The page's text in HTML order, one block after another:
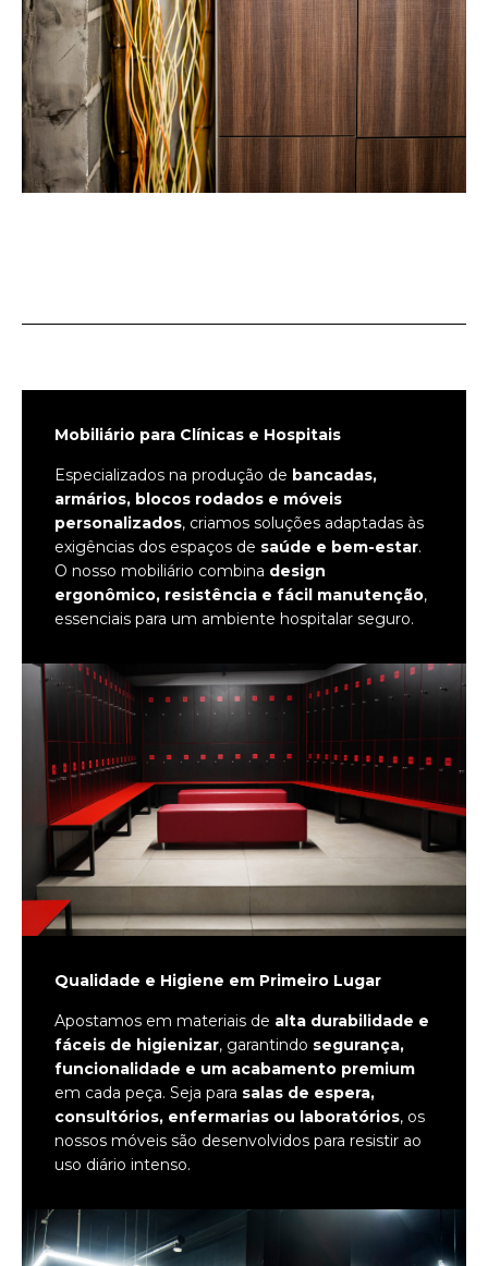
Mobiliário para Clínicas e Hospitais
Especializados na produção de bancadas,
armários, blocos rodados e móveis
personalizados, criamos soluções adaptadas às
exigências dos espaços de saúde e bem-estar.
O nosso mobiliário combina design
ergonômico, resistência e fácil manutenção,
essenciais para um ambiente hospitalar seguro.
Qualidade e Higiene em Primeiro Lugar
Apostamos em materiais de alta durabilidade e
fáceis de higienizar, garantindo segurança,
funcionalidade e um acabamento premium
em cada peça. Seja para salas de espera,
consultórios, enfermarias ou laboratórios, os
nossos móveis são desenvolvidos para resistir ao
uso diário intenso.